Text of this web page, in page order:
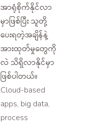
အာရုံစိုက်နိုင်လာ
မှာဖြစ်ပြီး သူတို့
ပေးရတဲ့အချိန်နဲ့
အားထုတ်မှုတွေကို
လဲ သိရှိလာနိုင်မှာ
ဖြစ်ပါတယ်။
Cloud-based
apps, big data,
process